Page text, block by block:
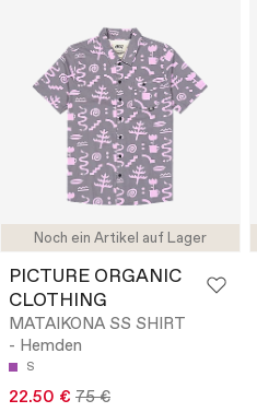
Noch ein Artikel auf Lager
PICTURE ORGANIC
CLOTHING
MATAIKONA SS SHIRT
- Hemden
S
22.50 € 75 €